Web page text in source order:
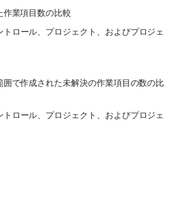
業項目数の比較
トロール、プロジェクト、およびプロジェ
で作成された未解決の作業項目の数の比
トロール、プロジェクト、およびプロジェ